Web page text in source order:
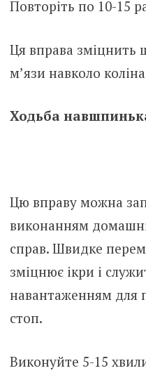
Повторіть по 10-15
Ця вправа зміцнить
м’язи навколо
Ходьба
Цю вправу можна
виконанням
справ. Швидке
зміцнює ікри і
навантаженням для
стоп.
Виконуйте 5-15